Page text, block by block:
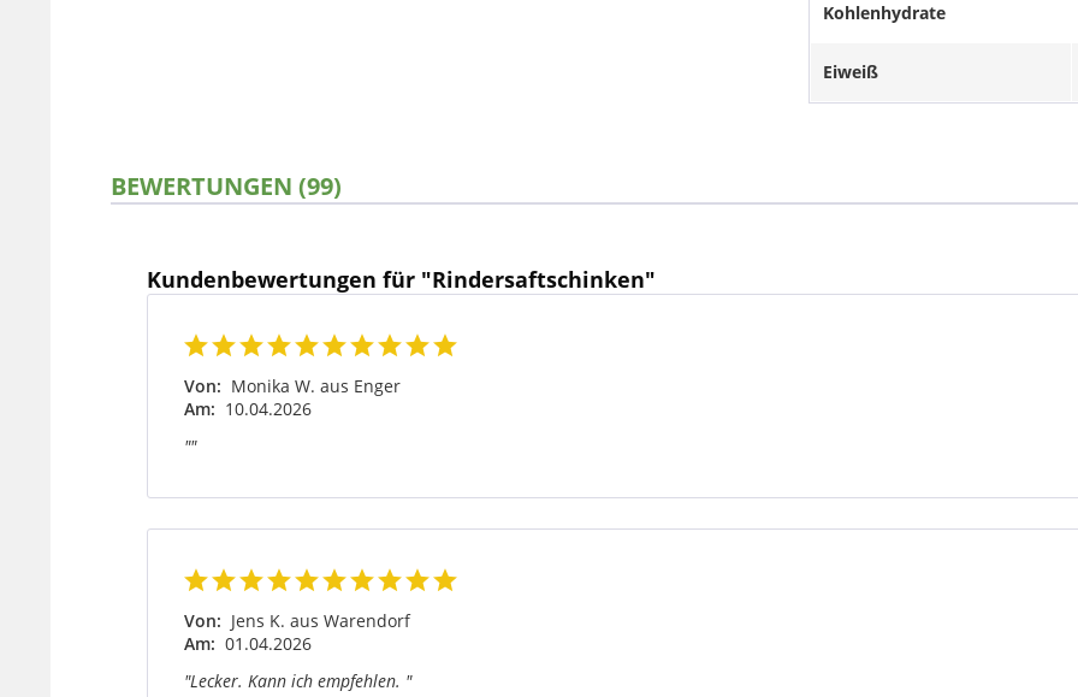
Kohlenhydrate
Eiweiß
BEWERTUNGEN (99)
Kundenbewertungen für "Rindersaftschinken"
Von: Monika W. aus Enger
Am: 10.04.2026
""
Von: Jens K. aus Warendorf
Am: 01.04.2026
"Lecker. Kann ich empfehlen. "